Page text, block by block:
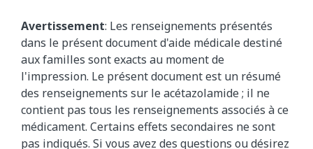
Avertissement: Les renseignements présentés
dans le présent document d'aide médicale destiné
aux familles sont exacts au moment de
l'impression. Le présent document est un résumé
des renseignements sur le acétazolamide; il ne
contient pas tous les renseignements associés à ce
médicament. Certains effets secondaires ne sont
pas indiqués. Si vous avez des questions ou désirez